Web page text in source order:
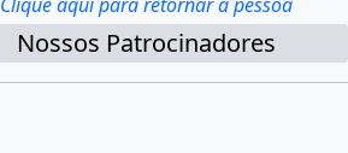
Nossos Patrocinadores